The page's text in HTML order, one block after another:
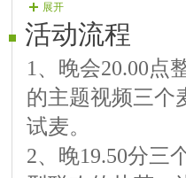
06演员:游侠：《
07演员:千慧：《
08演员:春阳：
第二篇章《走进
舞蹈演员：心路
09演员:春琳：
展开
活动流程
1、晚会20.00点
的主题视频三个
试麦。
2、晚19.50分三